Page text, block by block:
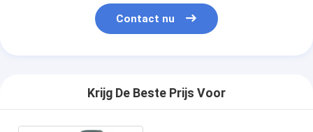
Contact nu
Krijg De Beste Prijs Voor